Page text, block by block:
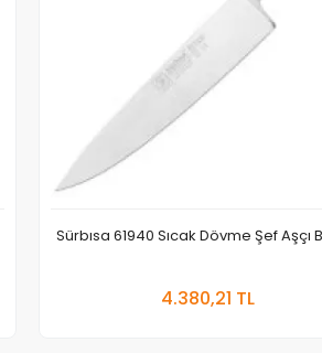
Sürbısa 61940 Sıcak Dövme Şef Aşçı
4.380,21 TL